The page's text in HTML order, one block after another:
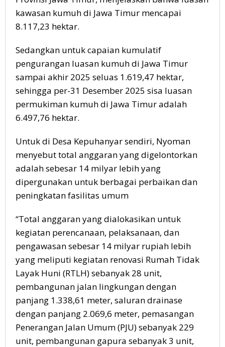
kawasan kumuh di Jawa Timur mencapai
8.117,23 hektar.
Sedangkan untuk capaian kumulatif
pengurangan luasan kumuh di Jawa Timur
sampai akhir 2025 seluas 1.619,47 hektar,
sehingga per-31 Desember 2025 sisa luasan
permukiman kumuh di Jawa Timur adalah
6.497,76 hektar.
Untuk di Desa Kepuhanyar sendiri, Nyoman
menyebut total anggaran yang digelontorkan
adalah sebesar 14 milyar lebih yang
dipergunakan untuk berbagai perbaikan dan
peningkatan fasilitas umum
“Total anggaran yang dialokasikan untuk
kegiatan perencanaan, pelaksanaan, dan
pengawasan sebesar 14 milyar rupiah lebih
yang meliputi kegiatan renovasi Rumah Tidak
Layak Huni (RTLH) sebanyak 28 unit,
pembangunan jalan lingkungan dengan
panjang 1.338,61 meter, saluran drainase
dengan panjang 2.069,6 meter, pemasangan
Penerangan Jalan Umum (PJU) sebanyak 229
unit, pembangunan gapura sebanyak 3 unit,